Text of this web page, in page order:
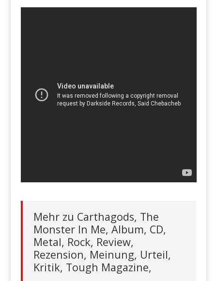
Mehr zu Carthagods, The
Monster In Me, Album, CD,
Metal, Rock, Review,
Rezension, Meinung, Urteil,
Kritik, Tough Magazine,